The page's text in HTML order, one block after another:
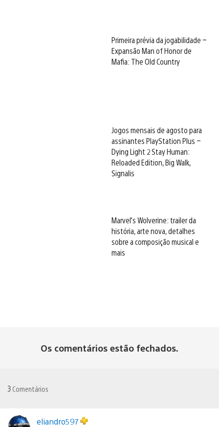
Primeira prévia da jogabilidade –
Expansão Man of Honor de
Mafia: The Old Country
Jogos mensais de agosto para
assinantes PlayStation Plus –
Dying Light 2 Stay Human:
Reloaded Edition, Big Walk,
Signalis
Marvel’s Wolverine: trailer da
história, arte nova, detalhes
sobre a composição musical e
mais
Os comentários estão fechados.
3 Comentários
eliandro597